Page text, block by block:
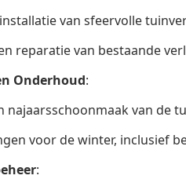
van sfeervolle
reparatie van bestaande
Onderhoud:
najaarsschoonmaak van de
voor de winter, inclusief
: